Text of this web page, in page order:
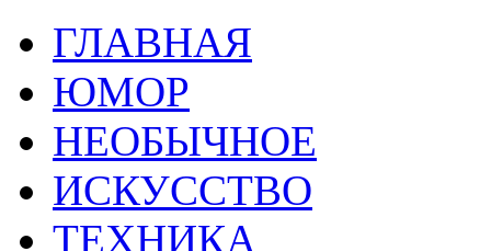
ГЛАВНАЯ
ЮМОР
НЕОБЫЧНОЕ
ИСКУССТВО
ТЕХНИКА